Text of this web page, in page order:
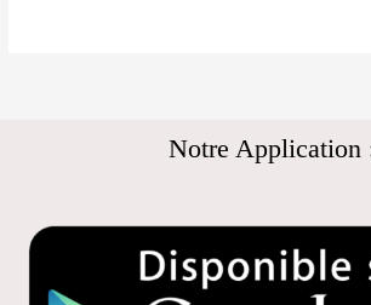
Notre Application